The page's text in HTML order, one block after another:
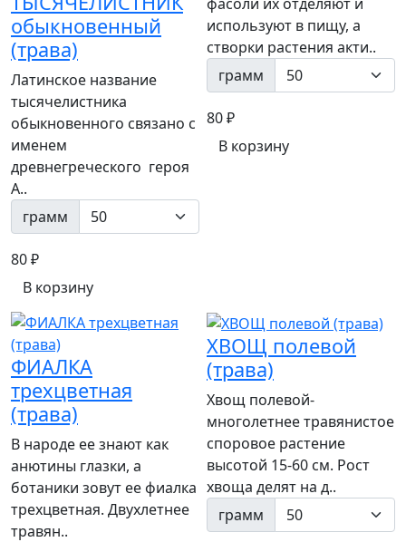
обыкновенный
(трава)
Латинское название
тысячелистника
обыкновенного связано с
именем
древнегреческого героя
А..
грамм
80 ₽
В корзину
используют в пищу, а
створки растения акти..
грамм
80 ₽
В корзину
ФИАЛКА
трехцветная
(трава)
В народе ее знают как
анютины глазки, а
ботаники зовут ее фиалка
трехцветная. Двухлетнее
травян..
ХВОЩ полевой
(трава)
Хвощ полевой-
многолетнее травянистое
споровое растение
высотой 15-60 см. Рост
хвоща делят на д..
грамм